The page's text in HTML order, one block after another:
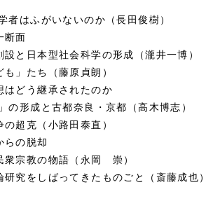
はふがいないのか（長田俊樹）
面
日本型社会科学の形成（瀧井一博）
たち（藤原貞朗）
どう継承されたのか
形成と古都奈良・京都（高木博志）
克（小路田泰直）
の脱却
宗教の物語（永岡 崇）
をしばってきたものごと（斎藤成也）